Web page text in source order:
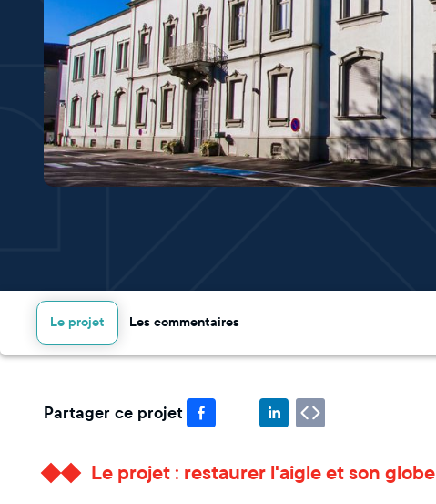
Le projet Les commentaires
Partager ce projet
Le projet : restaurer l'aigle et son globe